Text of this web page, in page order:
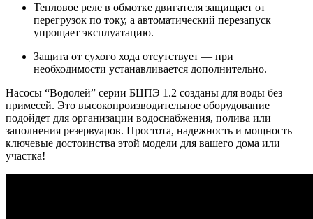
Тепловое реле в обмотке двигателя защищает от
перегрузок по току, а автоматический перезапуск
упрощает эксплуатацию.
Защита от сухого хода отсутствует — при
необходимости устанавливается дополнительно.
Насосы “Водолей” серии БЦПЭ 1.2 созданы для воды без
примесей. Это высокопроизводительное оборудование
подойдет для организации водоснабжения, полива или
заполнения резервуаров. Простота, надежность и мощность —
ключевые достоинства этой модели для вашего дома или
участка!